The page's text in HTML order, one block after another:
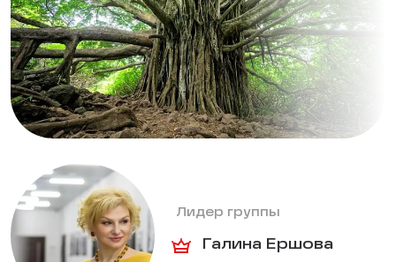
Лидер группы
Галина Ершова